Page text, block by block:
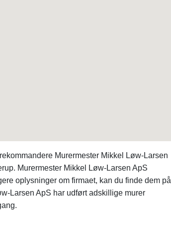
Murermester Mikkel Løw-Larsen
Murermester Mikkel Løw-Larsen ApS
oplysninger om firmaet, kan du finde dem på
Larsen ApS har udført adskillige murer